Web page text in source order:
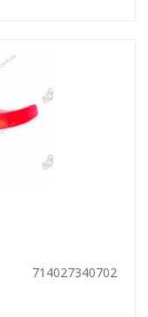
714027340702